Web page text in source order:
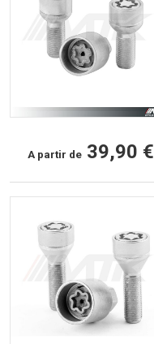
A partir de 39,90 €